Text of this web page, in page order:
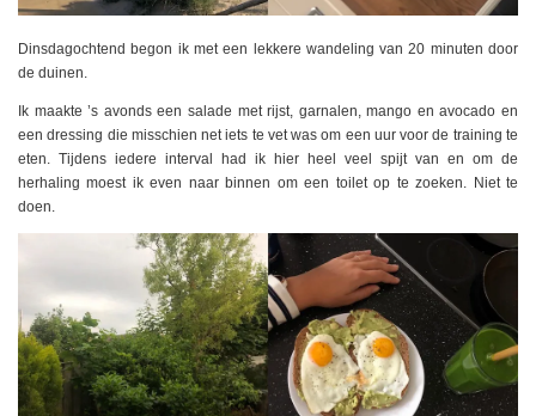
Dinsdagochtend begon ik met een lekkere wandeling van 20 minuten door
de duinen.
Ik maakte ’s avonds een salade met rijst, garnalen, mango en avocado en
een dressing die misschien net iets te vet was om een uur voor de training te
eten. Tijdens iedere interval had ik hier heel veel spijt van en om de
herhaling moest ik even naar binnen om een toilet op te zoeken. Niet te
doen.